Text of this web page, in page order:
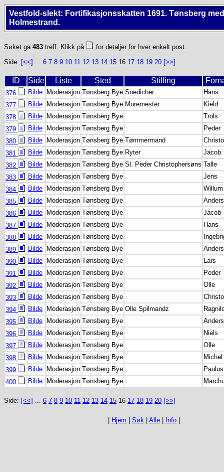
Vestfold-slekt: Fortifikasjonsskatten 1691. Tønsberg
Holmestrand.
Søket ga 483 treff. Klikk på
for detaljer for hver enkelt post.
Side: [<<] ... 6 7 8 9 10 11 12 13 14 15 16 17 18 19 20 [>>]
ID Side Liste Sted Stilling
376 Bilde Moderasjon Tønsberg Bye Snedicher
Hans
377
Bilde Moderasjon Tønsberg Bye Muremester
Kield
378
Bilde Moderasjon Tønsberg Bye
Trols
379
Bilde Moderasjon Tønsberg Bye
Peder
380
Bilde Moderasjon Tønsberg Bye Tømmermand
381
Bilde Moderasjon Tønsberg Bye Ryter
Jacob
382
Bilde Moderasjon Tønsberg Bye Sl. Peder Christophersøns Talle
383
Bilde Moderasjon Tønsberg Bye
Jens
384
Bilde Moderasjon Tønsberg Bye
Willum
385
Bilde Moderasjon Tønsberg Bye
Anders
386
Bilde Moderasjon Tønsberg Bye
Jacob
387
Bilde Moderasjon Tønsberg Bye
Hans
388
Bilde Moderasjon Tønsberg Bye
389
Bilde Moderasjon Tønsberg Bye
Anders
390
Bilde Moderasjon Tønsberg Bye
Lars
391
Bilde Moderasjon Tønsberg Bye
Peder
392
Bilde Moderasjon Tønsberg Bye
Olle
393
Bilde Moderasjon Tønsberg Bye
394
Bilde Moderasjon Tønsberg Bye Olle Spilmandz
395
Bilde Moderasjon Tønsberg Bye
Anders
396
Bilde Moderasjon Tønsberg Bye
Niels
397
Bilde Moderasjon Tønsberg Bye
Olle
398
Bilde Moderasjon Tønsberg Bye
Michel
399
Bilde Moderasjon Tønsberg Bye
Paulus
400
Bilde Moderasjon Tønsberg Bye
Side: [<<] ... 6 7 8 9 10 11 12 13 14 15 16 17 18 19 20 [>>]
Hjem Søk Alle Info